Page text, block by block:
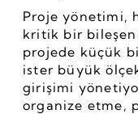
Proje yönetimi,
kritik bir
projede küçük
ister büyük
girişimi
organize etme,